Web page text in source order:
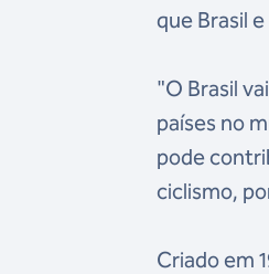
que Brasil
"O Brasil
países no
pode
ciclismo,
Criado em